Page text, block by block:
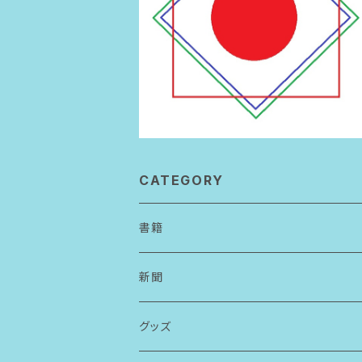
CATEGORY
書籍
新聞
アーカイブ請求
グッズ